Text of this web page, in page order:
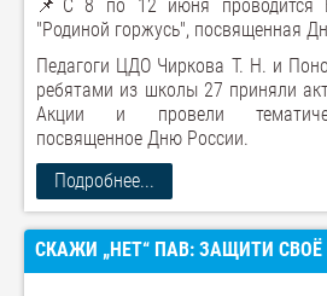
📌С 8 по 12 июня проводится
"Родиной горжусь", посвященная
Педагоги ЦДО Чиркова Т. Н. и
ребятами из школы 27 приняли
Акции и провели
посвященное Дню России.
Подробнее...
СКАЖИ „НЕТ“ ПАВ: ЗАЩИТИ